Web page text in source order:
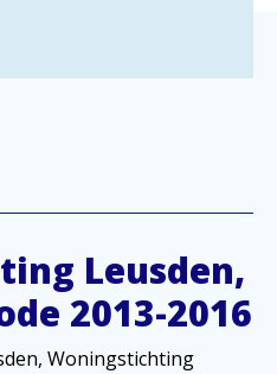
Leusden,
2013-2016
Woningstichting